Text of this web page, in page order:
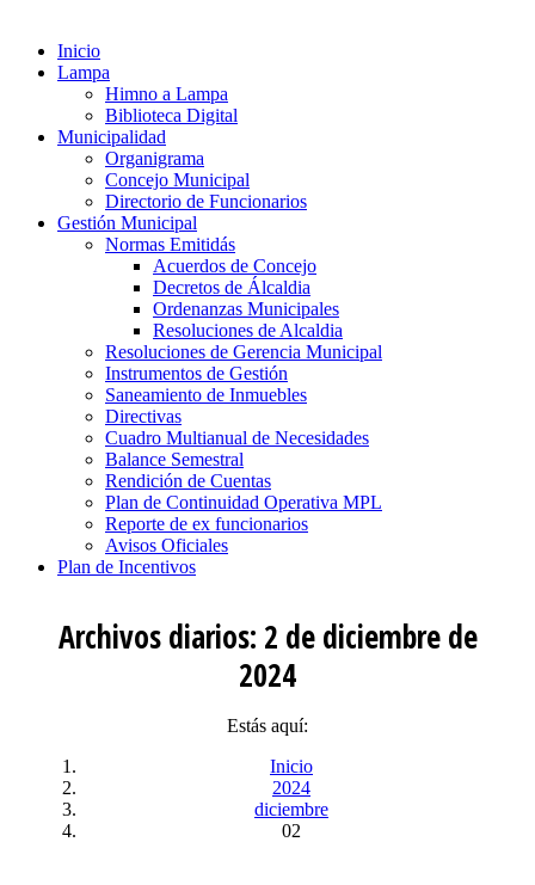
contenido
Inicio
Lampa
Himno a Lampa
Biblioteca Digital
Municipalidad
Organigrama
Concejo Municipal
Directorio de Funcionarios
Gestión Municipal
Normas Emitidás
Acuerdos de Concejo
Decretos de Álcaldia
Ordenanzas Municipales
Resoluciones de Alcaldia
Resoluciones de Gerencia Municipal
Instrumentos de Gestión
Saneamiento de Inmuebles
Directivas
Cuadro Multianual de Necesidades
Balance Semestral
Rendición de Cuentas
Plan de Continuidad Operativa MPL
Reporte de ex funcionarios
Avisos Oficiales
Plan de Incentivos
Archivos diarios: 2 de diciembre de
2024
Estás aquí:
Inicio
2024
diciembre
02